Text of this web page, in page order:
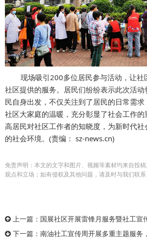
现场吸引200多位居民参与活动，让社
社区提供的服务。居民们纷纷表示此次活
民自身出发，不仅关注到了居民的日常需
社区大家庭的温暖，充分彰显了社会工作
高居民对社区工作者的知晓度，为新时代
的社会环境。(责编： sz-news.cn)
免责声明：本文的文字和图片、视频等素材均来自投
观点和立场；如有侵权及其他问题，请及时与我们联系
上一篇： 国展社区开展雷锋月服务暨社工宣
下一篇： 南油社工宣传周开展多重主题服务